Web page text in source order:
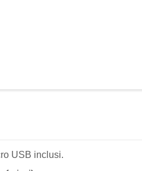
USB inclusi.